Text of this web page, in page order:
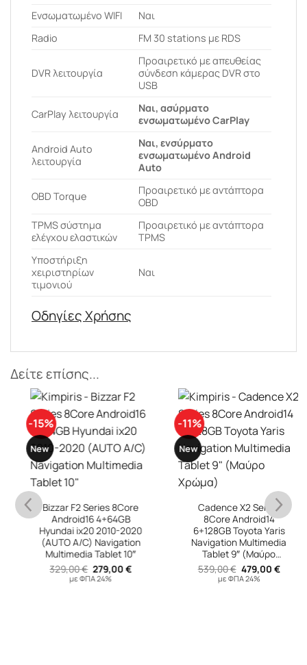
Ενσωματωμένο WIFI
Ναι
Radio
FM 30 stations με RDS
DVR λειτουργία
Προαιρετικό με απευθείας
σύνδεση κάμερας DVR στο
USB
CarPlay λειτουργία
Ναι, ασύρματο
ενσωματωμένο CarPlay
Android Auto
λειτουργία
Ναι, ενσύρματο
ενσωματωμένο Android
Auto
OBD Torque
Προαιρετικό με αντάπτορα
OBD
ΤPMS σύστημα
ελέγχου ελαστικών
Προαιρετικό με αντάπτορα
TPMS
Υποστήριξη
χειριστηρίων
τιμονιού
Ναι
Οδηγίες Χρήσης
Δείτε επίσης...
-15%
New
Bizzar F2 Series 8Core
Android16 4+64GB
Hyundai ix20 2010-2020
(AUTO A/C) Navigation
Multimedia Tablet 10″
329,00€ Original
price
279,00€Η
τρέχουσα
με ΦΠΑ 24%
-11%
New
Cadence X2 Series
8Core Android14
6+128GB Toyota Yaris
Navigation Multimedia
Tablet 9″ (Μαύρο
Χρώμα)
539,00€ Original
price
479,00€Η
με ΦΠΑ 24%